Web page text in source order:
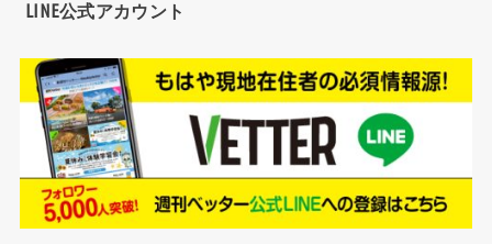
LINE公式アカウント